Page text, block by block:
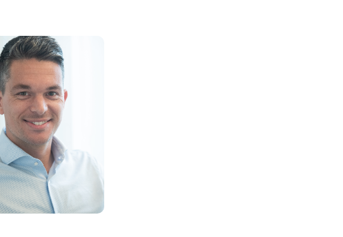
mr. R.
(Remco)
Bravenboer
Bekijken